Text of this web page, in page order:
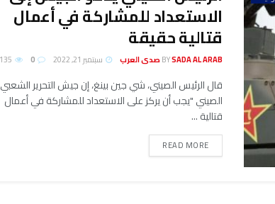
الاستعداد للمشاركة في أعمال
قتالية حقيقة
BYSADA AL ARAB صدى العرب سبتمبر 21, 2022
قال الرئيس الصيني، شي جين بينغ، إن جيش التحرير الشعبي
الصيني "يجب أن يركز على الاستعداد للمشاركة في أعمال
قتالية ...
READ MORE
DETAILS